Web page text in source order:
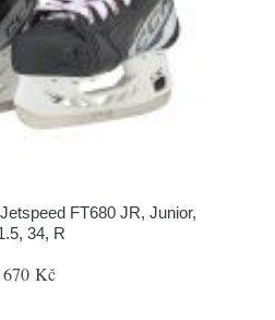
FT680 JR, Junior,
34, R
Kč